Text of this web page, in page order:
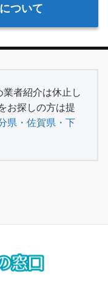
ついて
者紹介は休止し
お探しの方は提
県・佐賀県・下